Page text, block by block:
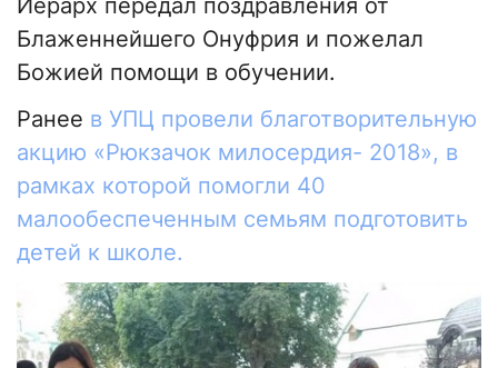
Иерарх передал поздравления от
Блаженнейшего Онуфрия и пожелал
Божией помощи в обучении.
Ранее в УПЦ провели благотворительную
акцию «Рюкзачок милосердия- 2018», в
рамках которой помогли 40
малообеспеченным семьям подготовить
детей к школе.